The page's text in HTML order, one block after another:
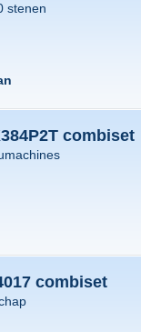
stenen
combiset
combiset